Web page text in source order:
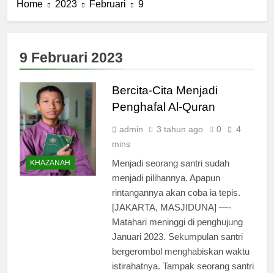
Home 2023 Februari 9
9 Februari 2023
KHAZANAH
Bercita-Cita Menjadi
Penghafal Al-Quran
admin 3 tahun ago 0
4
mins
Menjadi seorang santri sudah
menjadi pilihannya. Apapun
rintangannya akan coba ia tepis.
[JAKARTA, MASJIDUNA] —-
Matahari meninggi di penghujung
Januari 2023. Sekumpulan santri
bergerombol menghabiskan waktu
istirahatnya. Tampak seorang santri